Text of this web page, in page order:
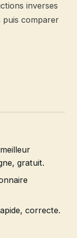
inverses
puis comparer
gratuit.
correcte.